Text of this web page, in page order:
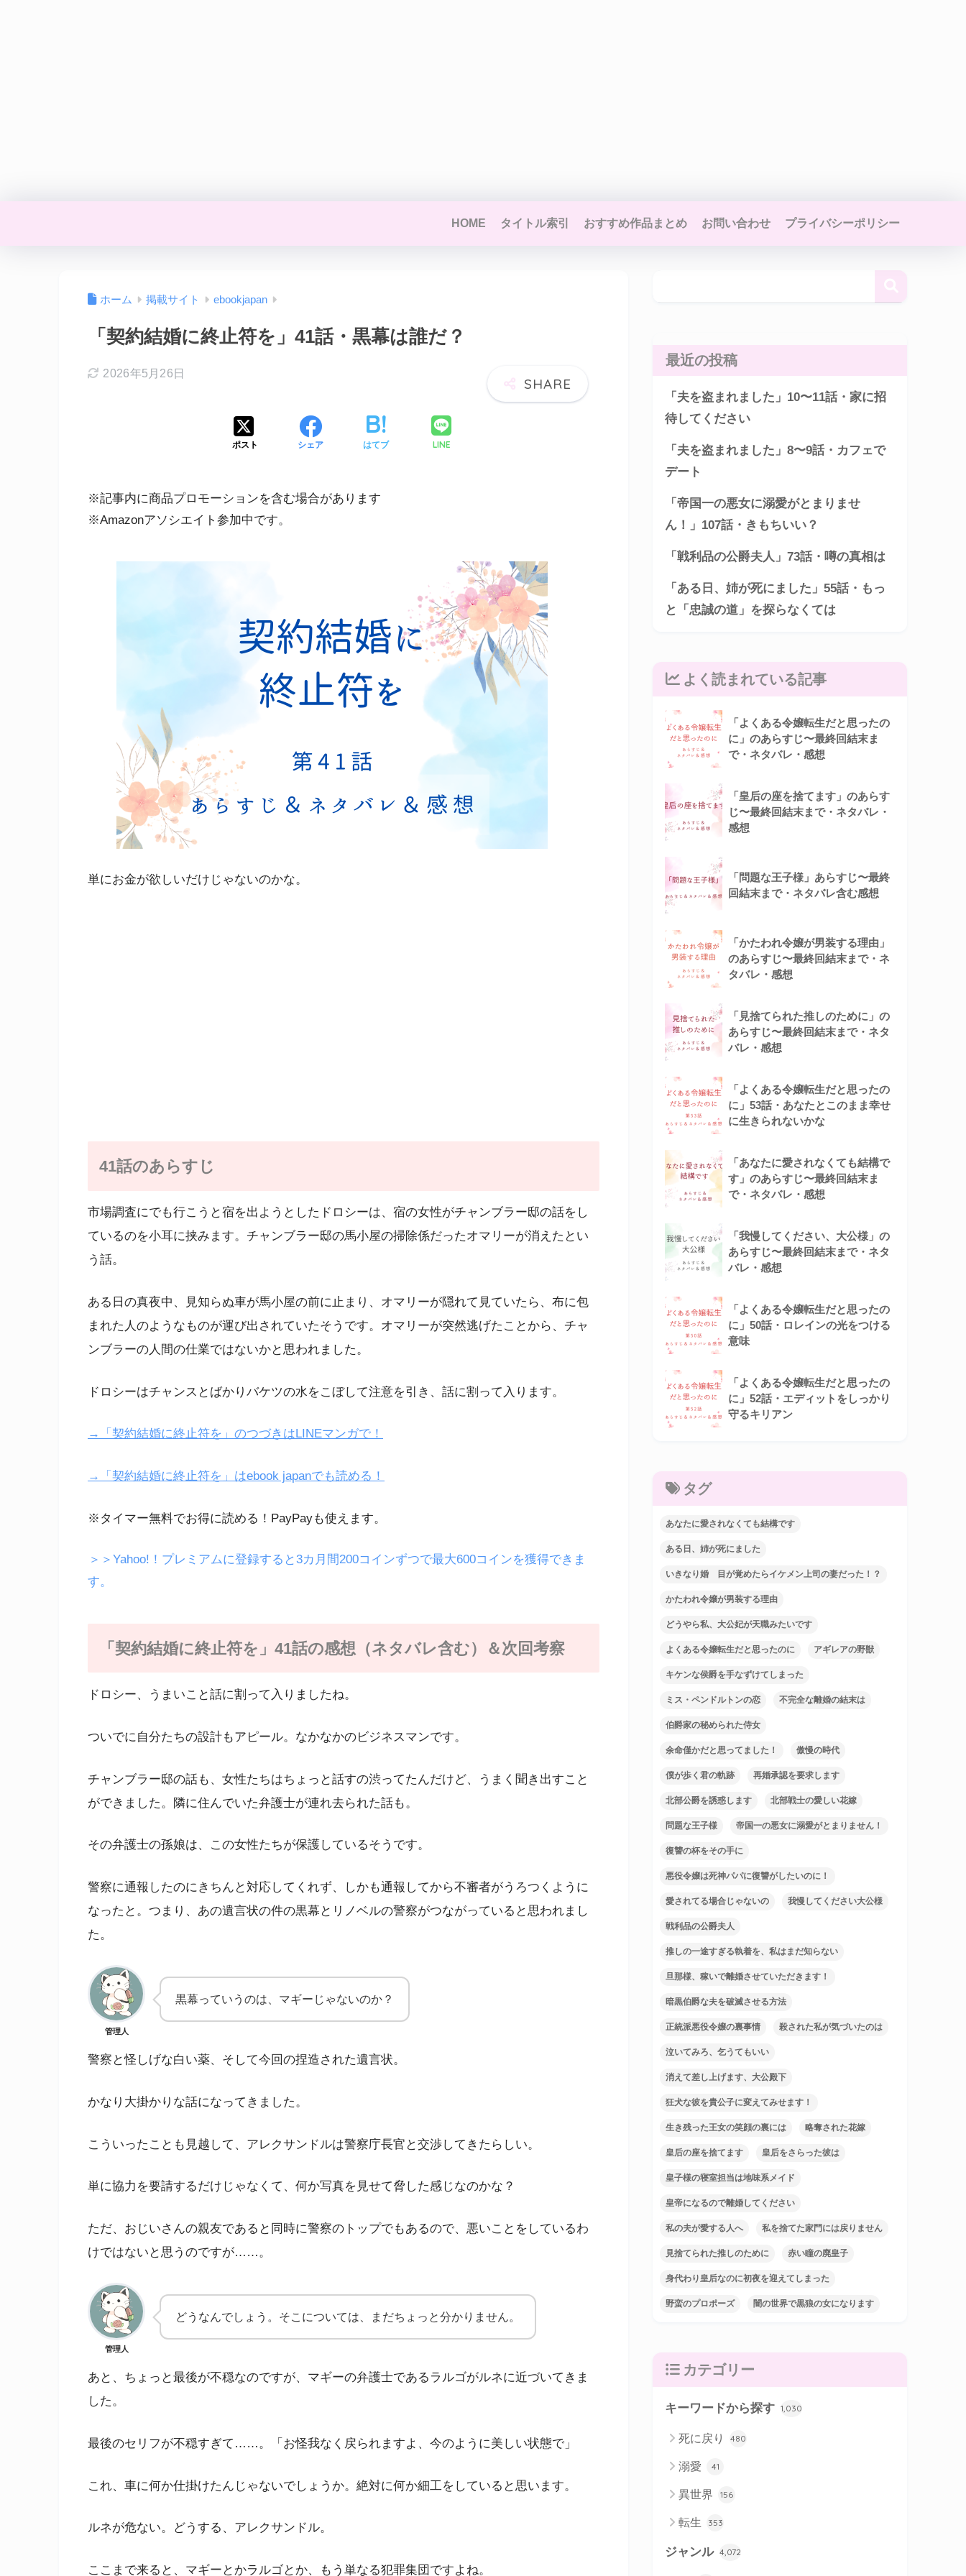
HOME タイトル索引 おすすめ作品まとめ お問い合わせ プライバシーポリシー
ホーム 掲載サイト ebookjapan
「契約結婚に終止符を」41話・黒幕は誰だ？
2026年5月26日
ポスト シェア はてブ LINE
※記事内に商品プロモーションを含む場合があります
※Amazonアソシエイト参加中です。
単にお金が欲しいだけじゃないのかな。
41話のあらすじ
市場調査にでも行こうと宿を出ようとしたドロシーは、宿の女性がチャンブラー邸の話をし
ているのを小耳に挟みます。チャンブラー邸の馬小屋の掃除係だったオマリーが消えたとい
う話。
ある日の真夜中、見知らぬ車が馬小屋の前に止まり、オマリーが隠れて見ていたら、布に包
まれた人のようなものが運び出されていたそうです。オマリーが突然逃げたことから、チャ
ンブラーの人間の仕業ではないかと思われました。
ドロシーはチャンスとばかりバケツの水をこぼして注意を引き、話に割って入ります。
→「契約結婚に終止符を」のつづきはLINEマンガで！
→「契約結婚に終止符を」はebook japanでも読める！
※タイマー無料でお得に読める！PayPayも使えます。
＞＞Yahoo!！プレミアムに登録すると3カ月間200コインずつで最大600コインを獲得できま
す。
「契約結婚に終止符を」41話の感想（ネタバレ含む）＆次回考察
ドロシー、うまいこと話に割って入りましたね。
ついでに自分たちの設計もアピール。なかなかのビジネスマンです。
チャンブラー邸の話も、女性たちはちょっと話すの渋ってたんだけど、うまく聞き出すこと
ができました。隣に住んでいた弁護士が連れ去られた話も。
その弁護士の孫娘は、この女性たちが保護しているそうです。
警察に通報したのにきちんと対応してくれず、しかも通報してから不審者がうろつくように
なったと。つまり、あの遺言状の件の黒幕とリノベルの警察がつながっていると思われまし
た。
管理人
黒幕っていうのは、マギーじゃないのか？
警察と怪しげな白い薬、そして今回の捏造された遺言状。
かなり大掛かりな話になってきました。
こういったことも見越して、アレクサンドルは警察庁長官と交渉してきたらしい。
単に協力を要請するだけじゃなくて、何か写真を見せて脅した感じなのかな？
ただ、おじいさんの親友であると同時に警察のトップでもあるので、悪いことをしているわ
けではないと思うのですが……。
管理人
どうなんでしょう。そこについては、まだちょっと分かりません。
あと、ちょっと最後が不穏なのですが、マギーの弁護士であるラルゴがルネに近づいてきま
した。
最後のセリフが不穏すぎて……。「お怪我なく戻られますよ、今のように美しい状態で」
これ、車に何か仕掛けたんじゃないでしょうか。絶対に何か細工をしていると思います。
ルネが危ない。どうする、アレクサンドル。
ここまで来ると、マギーとかラルゴとか、もう単なる犯罪集団ですよね。
最近の投稿
「夫を盗まれました」10〜11話・家に招
待してください
「夫を盗まれました」8〜9話・カフェで
デート
「帝国一の悪女に溺愛がとまりませ
ん！」107話・きもちいい？
「戦利品の公爵夫人」73話・噂の真相は
「ある日、姉が死にました」55話・もっ
と「忠誠の道」を探らなくては
よく読まれている記事
「よくある令嬢転生だと思ったの
に」のあらすじ〜最終回結末ま
で・ネタバレ・感想
「皇后の座を捨てます」のあらす
じ〜最終回結末まで・ネタバレ・
感想
「問題な王子様」あらすじ〜最終
回結末まで・ネタバレ含む感想
「かたわれ令嬢が男装する理由」
のあらすじ〜最終回結末まで・ネ
タバレ・感想
「見捨てられた推しのために」の
あらすじ〜最終回結末まで・ネタ
バレ・感想
「よくある令嬢転生だと思ったの
に」53話・あなたとこのまま幸せ
に生きられないかな
「あなたに愛されなくても結構で
す」のあらすじ〜最終回結末ま
で・ネタバレ・感想
「我慢してください、大公様」の
あらすじ〜最終回結末まで・ネタ
バレ・感想
「よくある令嬢転生だと思ったの
に」50話・ロレインの光をつける
意味
「よくある令嬢転生だと思ったの
に」52話・エディットをしっかり
守るキリアン
タグ
あなたに愛されなくても結構です
ある日、姉が死にました
いきなり婚 目が覚めたらイケメン上司の妻だった！？
かたわれ令嬢が男装する理由
どうやら私、大公妃が天職みたいです
よくある令嬢転生だと思ったのに アギレアの野獣
キケンな侯爵を手なずけてしまった
ミス・ペンドルトンの恋 不完全な離婚の結末は
伯爵家の秘められた侍女
余命僅かだと思ってました！ 傲慢の時代
僕が歩く君の軌跡 再婚承認を要求します
北部公爵を誘惑します 北部戦士の愛しい花嫁
問題な王子様 帝国一の悪女に溺愛がとまりません！
復讐の杯をその手に
悪役令嬢は死神パパに復讐がしたいのに！
愛されてる場合じゃないの 我慢してください大公様
戦利品の公爵夫人
推しの一途すぎる執着を、私はまだ知らない
旦那様、稼いで離婚させていただきます！
暗黒伯爵な夫を破滅させる方法
正統派悪役令嬢の裏事情 殺された私が気づいたのは
泣いてみろ、乞うてもいい
消えて差し上げます、大公殿下
狂犬な彼を貴公子に変えてみせます！
生き残った王女の笑顔の裏には 略奪された花嫁
皇后の座を捨てます 皇后をさらった彼は
皇子様の寝室担当は地味系メイド
皇帝になるので離婚してください
私の夫が愛する人へ 私を捨てた家門には戻りません
見捨てられた推しのために 赤い瞳の廃皇子
身代わり皇后なのに初夜を迎えてしまった
野蛮のプロポーズ 闇の世界で黒狼の女になります
カテゴリー
キーワードから探す 1,030
死に戻り 480
溺愛 41
異世界 156
転生 353
ジャンル 4,072